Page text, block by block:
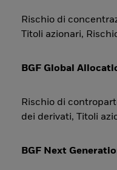
Rischio di
Titoli azionari,
BGF Global
Rischio di
dei derivati, Titoli
BGF Next